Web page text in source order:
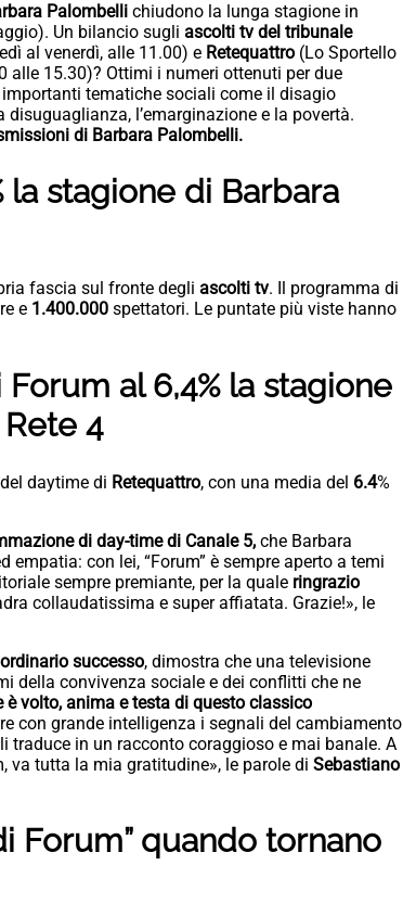
Palombelli chiudono la lunga stagione in
Un bilancio sugli ascolti tv del tribunale
al venerdì, alle 11.00) e Retequattro (Lo Sportello
alle 15.30)? Ottimi i numeri ottenuti per due
tematiche sociali come il disagio
l’emarginazione e la povertà.
di Barbara Palombelli.
la stagione di Barbara
fascia sul fronte degli ascolti tv. Il programma di
e 1.400.000 spettatori. Le puntate più viste hanno
al 6,4% la stagione
4
daytime di Retequattro, con una media del 6.4%
di day-time di Canale 5, che Barbara
con lei, “Forum” è sempre aperto a temi
sempre premiante, per la quale ringrazio
collaudatissima e super affiatata. Grazie!», le
successo, dimostra che una televisione
della convivenza sociale e dei conflitti che ne
è volto, anima e testa di questo classico
con grande intelligenza i segnali del cambiamento
traduce in un racconto coraggioso e mai banale. A
va tutta la mia gratitudine», le parole di Sebastiano
Forum” quando tornano